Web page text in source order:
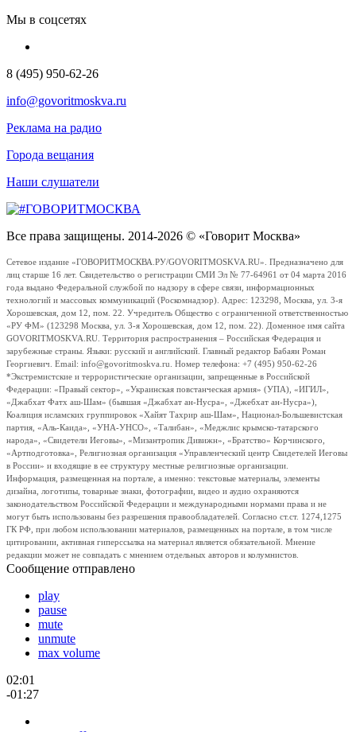
Мы в соцсетях
8 (495) 950-62-26
info@govoritmoskva.ru
Реклама на радио
Города вещания
Наши слушатели
Все права защищены. 2014-2026 © «Говорит Москва»
Сетевое издание «ГОВОРИТМОСКВА.РУ/GOVORITMOSKVA.RU». Предназначено для
лиц старше 16 лет. Свидетельство о регистрации СМИ Эл № 77-64961 от 04 марта 2016
года выдано Федеральной службой по надзору в сфере связи, информационных
технологий и массовых коммуникаций (Роскомнадзор). Адрес: 123298, Москва, ул. 3-я
Хорошевская, дом 12, пом. 22. Учредитель Общество с ограниченной ответственностью
«РУ ФМ» (123298 Москва, ул. 3-я Хорошевская, дом 12, пом. 22). Доменное имя сайта
GOVORITMOSKVA.RU. Территория распространения – Российская Федерация и
зарубежные страны. Языки: русский и английский. Главный редактор Бабаян Роман
Георгиевич. Email: info@govoritmoskva.ru. Номер телефона: +7 (495) 950-62-26
*Экстремистские и террористические организации, запрещенные в Российской
Федерации: «Правый сектор», «Украинская повстанческая армия» (УПА), «ИГИЛ»,
«Джабхат Фатх аш-Шам» (бывшая «Джабхат ан-Нусра», «Джебхат ан-Нусра»),
Коалиция исламских группировок «Хайят Тахрир аш-Шам», Национал-Большевистская
партия, «Аль-Каида», «УНА-УНСО», «Талибан», «Меджлис крымско-татарского
народа», «Свидетели Иеговы», «Мизантропик Дивижн», «Братство» Корчинского,
«Артподготовка», Религиозная организация «Управленческий центр Свидетелей Иеговы
в России» и входящие в ее структуру местные религиозные организации.
Информация, размещенная на портале, а именно: текстовые материалы, элементы
дизайна, логотипы, товарные знаки, фотографии, видео и аудио охраняются
законодательством Российской Федерации и международными нормами права и не
могут быть использованы без разрешения правообладателей. Согласно ст.ст. 1274,1275
ГК РФ, при любом использовании материалов, размещенных на портале, в том числе
цитировании, активная гиперссылка на материал является обязательной. Мнение
редакции может не совпадать с мнением отдельных авторов и колумнистов.
Сообщение отправлено
play
pause
mute
unmute
max volume
02:01
-01:27